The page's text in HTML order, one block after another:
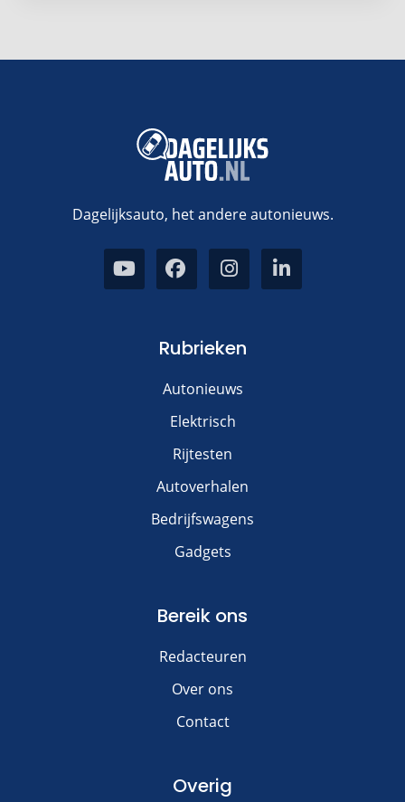
Dagelijksauto, het andere autonieuws.
Rubrieken
Autonieuws
Elektrisch
Rijtesten
Autoverhalen
Bedrijfswagens
Gadgets
Bereik ons
Redacteuren
Over ons
Contact
Overig